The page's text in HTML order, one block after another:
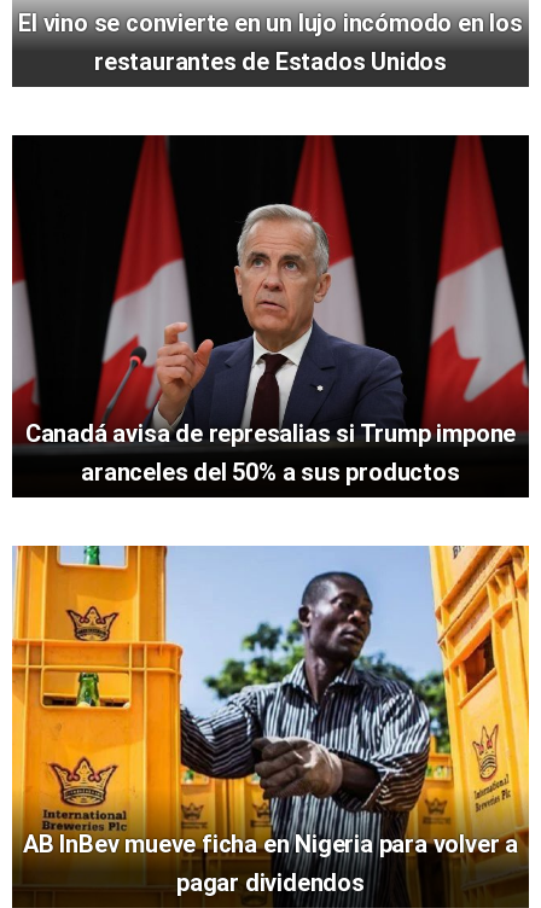
El vino se convierte en un lujo incómodo en los
restaurantes de Estados Unidos
Canadá avisa de represalias si Trump impone
aranceles del 50% a sus productos
AB InBev mueve ficha en Nigeria para volver a
pagar dividendos